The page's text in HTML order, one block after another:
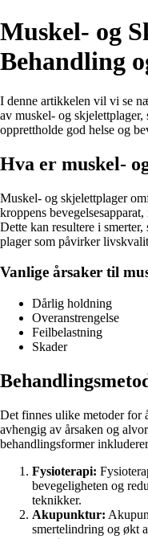
Muskel- og
Behandling
I denne artikkelen vil vi se
av muskel- og
opprettholde god helse og
Hva er muskel-
Muskel- og skjelettplager
kroppens
Dette kan resultere i
plager som påvirker
Vanlige årsaker til
Dårlig holdning
Overanstrengelse
Feilbelastning
Skader
Det finnes ulike metoder for
avhengig av årsaken og
behandlingsformer
Fysioterapi:
bevegeligheten og
teknikker.
Akupunktur:
smertelindring og økt